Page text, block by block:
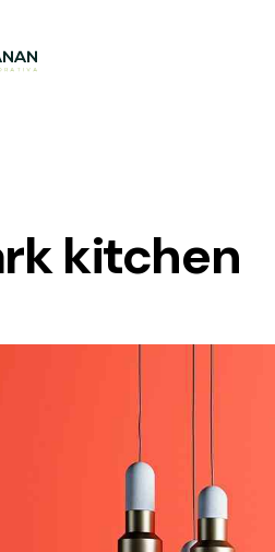
kitchen